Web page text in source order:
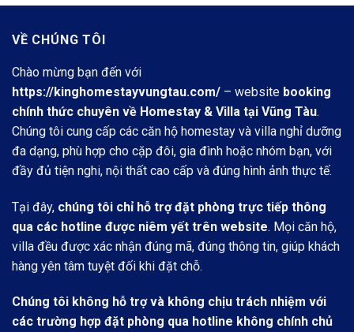
VỀ CHÚNG TÔI
Chào mừng bạn đến với
https://kinghomestayvungtau.com/ – website booking
chính thức chuyên về Homestay & Villa tại Vũng Tàu.
Chúng tôi cung cấp các căn hộ homestay và villa nghỉ dưỡng
đa dạng, phù hợp cho cặp đôi, gia đình hoặc nhóm bạn, với
đầy đủ tiện nghi, nội thất cao cấp và đúng hình ảnh thực tế.
Tại đây, chúng tôi chỉ hỗ trợ đặt phòng trực tiếp thông
qua các hotline được niêm yết trên website. Mọi căn hộ,
villa đều được xác nhận đúng mã, đúng thông tin, giúp khách
hàng yên tâm tuyệt đối khi đặt chỗ.
Chúng tôi không hỗ trợ và không chịu trách nhiệm với
các trường hợp đặt phòng qua hotline không chính chủ